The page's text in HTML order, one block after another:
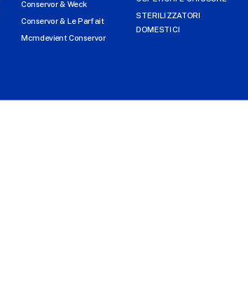
Conservor & Weck
Conservor & Le Parfait
Mcm devient Conservor
STERILIZZATORI
DOMESTICI